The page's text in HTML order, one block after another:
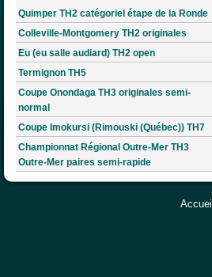
Quimper TH2 catégoriel étape de la Ronde
Colleville-Montgomery TH2 originales
Eu (eu salle audiard) TH2 open
Termignon TH5
Coupe Onondaga TH3 originales semi-
normal
Coupe Imokursi (Rimouski (Québec)) TH7
Championnat Régional Outre-Mer TH3
Outre-Mer paires semi-rapide
Accueil